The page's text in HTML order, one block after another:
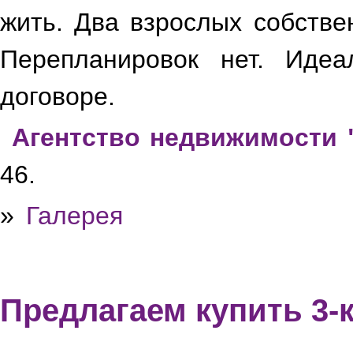
жить. Два взрослых
Перепланировок нет.
договоре.
Агентство
46.
» Галерея
Предлагаем купить